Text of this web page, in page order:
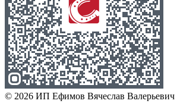
© 2026 ИП Ефимов Вячеслав Валерьевич